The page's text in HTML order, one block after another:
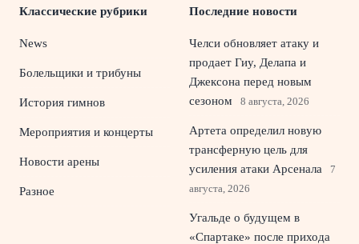
Классические рубрики
News
Болельщики и трибуны
История гимнов
Мероприятия и концерты
Новости арены
Разное
Последние новости
Челси обновляет атаку и
продает Гиу, Делапа и
Джексона перед новым
сезоном
8 августа, 2026
Артета определил новую
трансферную цель для
усиления атаки Арсенала
7
августа, 2026
Угальде о будущем в
«Спартаке» после прихода